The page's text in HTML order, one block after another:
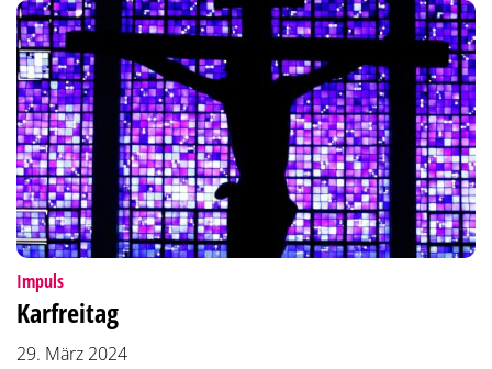
Impuls:
Karfreitag
29. März 2024